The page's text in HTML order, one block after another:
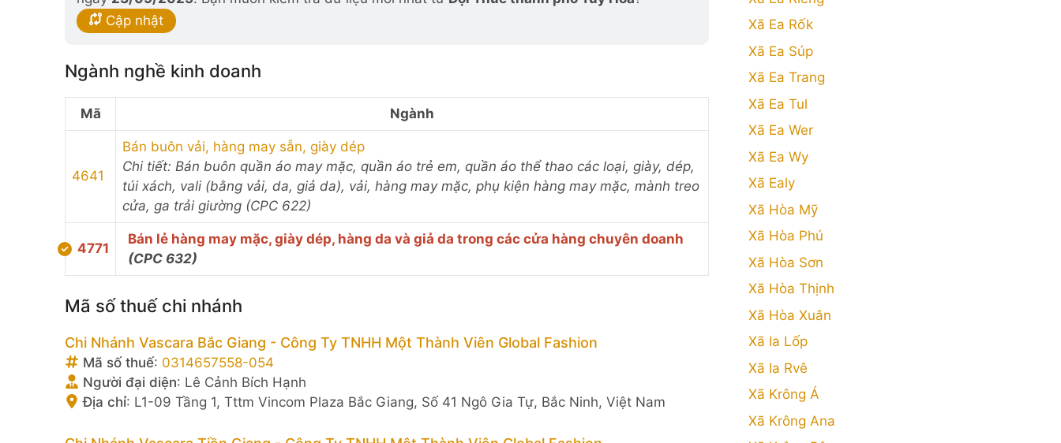
Cập nhật
Ngành nghề kinh doanh
Mã Ngành
4641
Bán buôn vải, hàng may sẵn, giày dép
Chi tiết: Bán buôn quần áo may mặc, quần áo trẻ em, quần áo thể thao các loại, giày, dép,
túi xách, vali (bằng vải, da, giả da), vải, hàng may mặc, phụ kiện hàng may mặc, mành treo
cửa, ga trải giường (CPC 622)
4771
Bán lẻ hàng may mặc, giày dép, hàng da và giả da trong các cửa hàng chuyên doanh
(CPC 632)
Mã số thuế chi nhánh
Chi Nhánh Vascara Bắc Giang - Công Ty TNHH Một Thành Viên Global Fashion
Mã số thuế: 0314657558-054
Người đại diện: Lê Cảnh Bích Hạnh
Địa chỉ: L1-09 Tầng 1, Tttm Vincom Plaza Bắc Giang, Số 41 Ngô Gia Tự, Bắc Ninh, Việt Nam
Xã Ea Rốk
Xã Ea Súp
Xã Ea Trang
Xã Ea Tul
Xã Ea Wer
Xã Ea Wy
Xã Ealy
Xã Hòa Mỹ
Xã Hòa Phú
Xã Hòa Sơn
Xã Hòa Thịnh
Xã Hòa Xuân
Xã Ia Lốp
Xã Ia Rvê
Xã Krông Á
Xã Krông Ana